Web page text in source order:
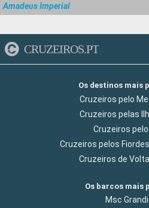
Amadeus Imperial
CRUZEIROS.PT
Os destinos mais
Cruzeiros pelo
Cruzeiros pelas
Cruzeiros
Cruzeiros pelos
Cruzeiros de
Os barcos mais
Msc